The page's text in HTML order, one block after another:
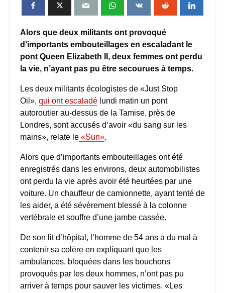
Alors que deux militants ont provoqué
d’importants embouteillages en escaladant le
pont Queen Elizabeth II, deux femmes ont perdu
la vie, n’ayant pas pu être secourues à temps.
Les deux militants écologistes de «Just Stop
Oil», qui ont escaladé lundi matin un pont
autoroutier au-dessus de la Tamise, près de
Londres, sont accusés d’avoir «du sang sur les
mains», relate le «Sun».
Alors que d’importants embouteillages ont été
enregistrés dans les environs, deux automobilistes
ont perdu la vie après avoir été heurtées par une
voiture. Un chauffeur de camionnette, ayant tenté de
les aider, a été sévèrement blessé à la colonne
vertébrale et souffre d’une jambe cassée.
De son lit d’hôpital, l’homme de 54 ans a du mal à
contenir sa colère en expliquant que les
ambulances, bloquées dans les bouchons
provoqués par les deux hommes, n’ont pas pu
arriver à temps pour sauver les victimes. «Les